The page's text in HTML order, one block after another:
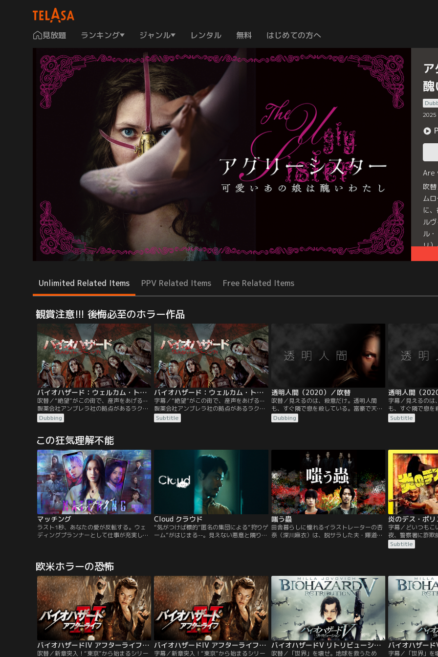
見放題 ランキング ジャンル レンタル 無料 はじめての方へ
2025
Are
吹
ム
に
ル
ル
リ
Unlimited Related Items PPV Related Items Free Related Items
観賞注意!!! 後悔必至のホラー作品
バイオハザード：ウェルカム・トゥ・ラクーンシティ／吹替
吹替／“絶望”がこの街で、産声をあげる--
製薬会社アンブレラ社の拠点があるラクー
ンシティ。この街の養護施設で育った主人
公クレア・レッドフィールドは、アンブレ
変が起きていると警告する不可解なメッセ
ージを受け取り、ラクーンシティへと戻っ
てきた。R.P.D.（ラクーン市警）の兄クリ
ス・レッドフィールドは…。
Dubbing
バイオハザード：ウェルカム・トゥ・ラクーンシティ／字幕
字幕／“絶望”がこの街で、産声をあげる--
製薬会社アンブレラ社の拠点があるラクー
ンシティ。この街の養護施設で育った主人
公クレア・レッドフィールドは、アンブレ
てきた。R.P.D.（ラクーン市警）の兄クリ
ス・レッドフィールドは…。
Subtitle
透明人間（2020）／吹替
吹替／見えるのは、殺意だけ。透明人間
も、すぐ隣で息を殺している。富豪で天才
科学者エイドリアンの束縛された関係から
逃げることの出来ないセシリアは、ある真
シリアは彼の死を疑っていた。偶然とは思
えない不可解な出来事が重なり…。
Dubbing
透明人間（
字幕／見えるのは
も、すぐ隣で息を
科学者エイドリア
逃げることの出来
シリアは彼の死
えない不可解な
Subtitle
この狂気理解不能
マッチング
ラスト1秒、あなたの愛が反転する。ウェ
ディングプランナーとして仕事が充実して
を出して一歩踏み出し、デートに臨んだ輪
花だったが、現れたのはプロフィールとは
別人のように暗い男・吐夢（佐久間大介）
だった。
Cloud クラウド
“気がつけば標的”匿名の集団による“狩りゲ
ーム”がはじまる--。見えない悪意と隣り合
いた。医療機器、バッグにフィギュア……
売れるものなら何でもいい。安く仕入れ
て、高く売る、ただそれだけのこと。
嗤う蟲
田舎暮らしに憧れるイラストレーターの杏
奈（深川麻衣）は、脱サラした夫・輝道
えたおせっかいに辟易しながらも新天地で
のスローライフを満喫する。
字幕／どいつもこ
夜、警察署に詐欺
る。命を狙われて
しかしスゴ腕の殺
人警官ヴァレリー
ディ抹殺計画は
Subtitle
欧米ホラーの恐怖
バイオハザードIV アフターライフ／吹替【ミラ・ジョヴォヴィッチ主演】
吹替／新章突入！“東京”から始まるシリー
バイオハザードIV アフターライフ／字幕【ミラ・ジョヴォヴィッチ主演】
字幕／新章突入！“東京”から始まるシリー
バイオハザードV リトリビューション／吹替【ミラ・ジョヴォヴィッチ主演】
吹替／「世界」を壊せ。地球を救うため 字幕／「世界」を